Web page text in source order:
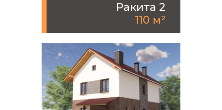
Ракита 2
110 м²